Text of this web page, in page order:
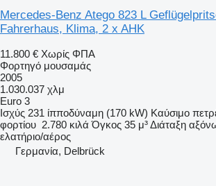
Mercedes-Benz Atego 823 L
Fahrerhaus, Klima, 2 x AHK
11.800 € Χωρίς ΦΠΑ
Φορτηγό μουσαμάς
2005
1.030.037 χλμ
Euro 3
Ισχύς 231 ίπποδύναμη (170 kW) Καύσιμο
φορτίου 2.780 κιλά Όγκος 35 μ³Διάταξη
ελατήριο/αέρος
Γερμανία, Delbrück